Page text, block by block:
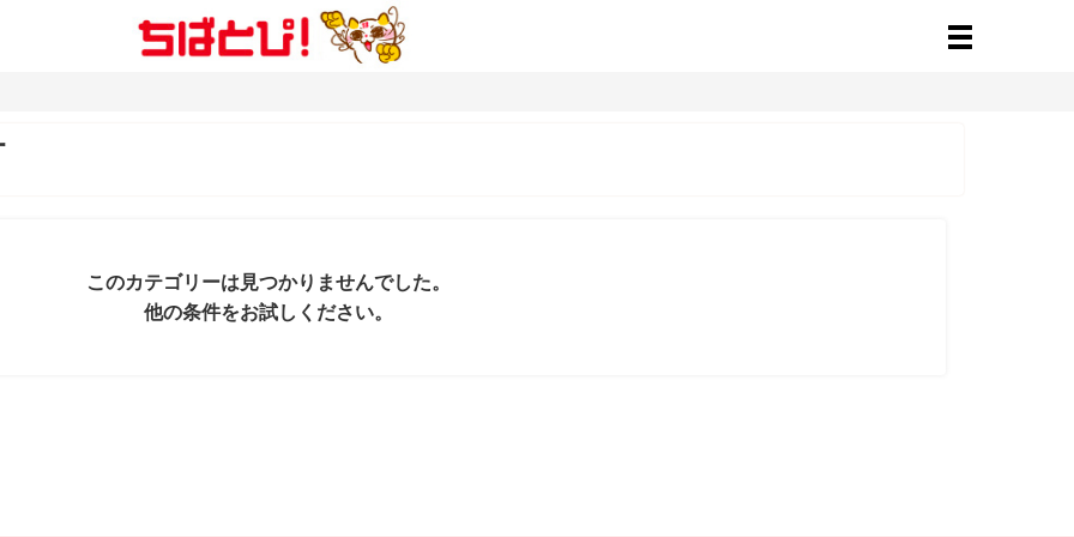
このカテゴリーは見つかりませんでした。
他の条件をお試しください。